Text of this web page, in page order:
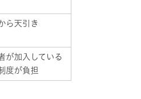
ら天引き
が加入している
度が負担